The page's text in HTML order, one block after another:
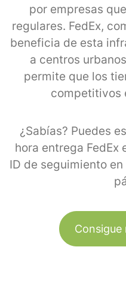
por empresas
regulares. FedEx,
beneficia de esta
a centros
permite que los
competitivos
¿Sabías? Puedes
hora entrega FedEx
ID de seguimiento
Consigue